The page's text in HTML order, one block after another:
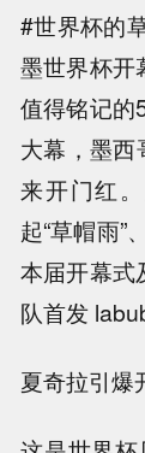
#世界杯的
墨世界杯开
值得铭记的
大幕，墨
来开门红
起“草帽雨”
本届开幕式
队首发
夏奇拉引爆